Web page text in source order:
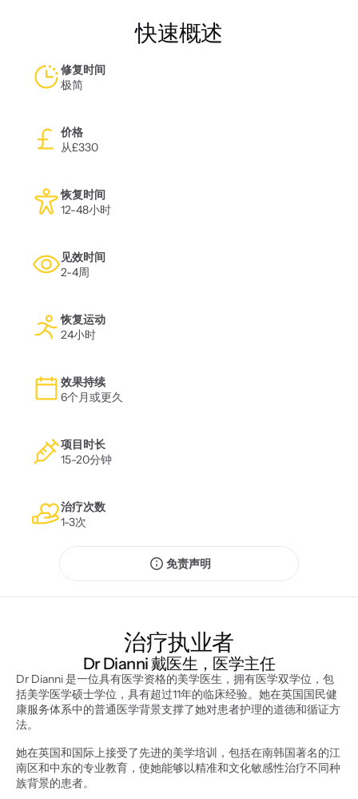
快速概述
修复时间
极简
价格
从£330
恢复时间
12-48小时
见效时间
2-4周
恢复运动
24小时
效果持续
6个月或更久
项目时长
15-20分钟
治疗次数
1-3次
免责声明
治疗执业者
Dr Dianni 戴医生，医学主任
Dr Dianni 是一位具有医学资格的美学医生，拥有医学双学位，包
括美学医学硕士学位，具有超过11年的临床经验。她在英国国民健
康服务体系中的普通医学背景支撑了她对患者护理的道德和循证方
法。
她在英国和国际上接受了先进的美学培训，包括在南韩国著名的江
南区和中东的专业教育，使她能够以精准和文化敏感性治疗不同种
族背景的患者。